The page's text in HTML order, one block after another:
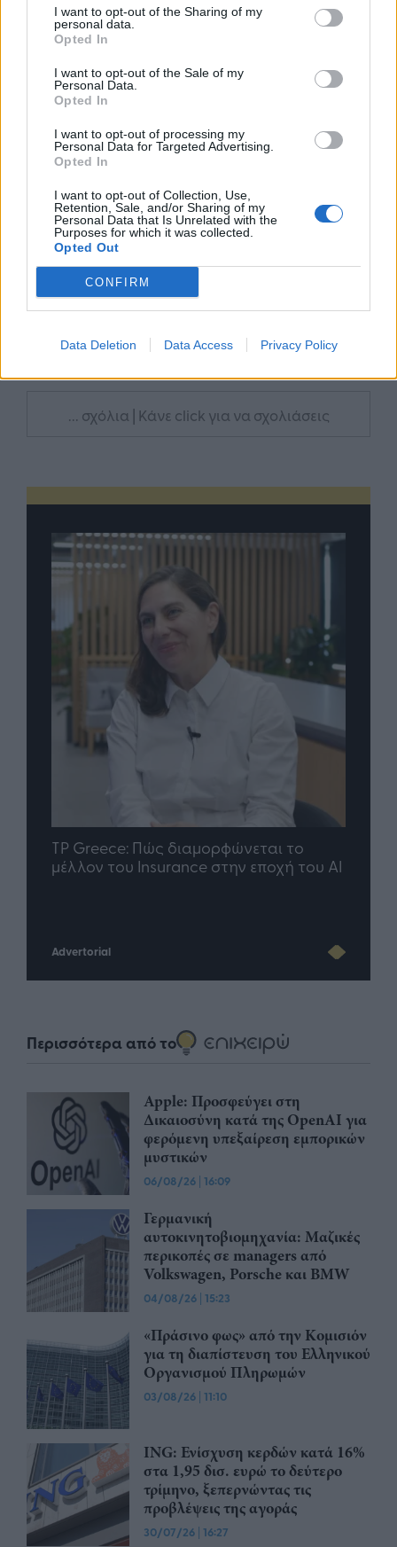
I want to opt-out of the Sharing of my
personal data.
Opted In
I want to opt-out of the Sale of my
Personal Data.
Opted In
I want to opt-out of processing my
Personal Data for Targeted Advertising.
Opted In
I want to opt-out of Collection, Use,
Retention, Sale, and/or Sharing of my
Personal Data that Is Unrelated with the
Purposes for which it was collected.
Opted Out
CONFIRM
Data Deletion Data Access Privacy Policy
Ακολουθήστε το στοGoogle News
και μάθετε πρώτοι όλα τα επιχειρηματικά νέα
Δείτε όλες τις τελευταίες επιχειρηματικές
Ειδήσεις
... σχόλια | Κάνε click για να σχολιάσεις
TP Greece: Πώς διαμορφώνεται το
μέλλον του Insurance στην εποχή του AI
Advertorial
Περισσότερα από το
Apple: Προσφεύγει στη
Δικαιοσύνη κατά της OpenAI για
φερόμενη υπεξαίρεση εμπορικών
μυστικών
06/08/26 | 16:09
Γερμανική
αυτοκινητοβιομηχανία: Μαζικές
περικοπές σε managers από
Volkswagen, Porsche και BMW
04/08/26 | 15:23
«Πράσινο φως» από την Κομισιόν
για τη διαπίστευση του Ελληνικού
Οργανισμού Πληρωμών
03/08/26 | 11:10
ING: Ενίσχυση κερδών κατά 16%
στα 1,95 δισ. ευρώ το δεύτερο
τρίμηνο, ξεπερνώντας τις
προβλέψεις της αγοράς
30/07/26 | 16:27